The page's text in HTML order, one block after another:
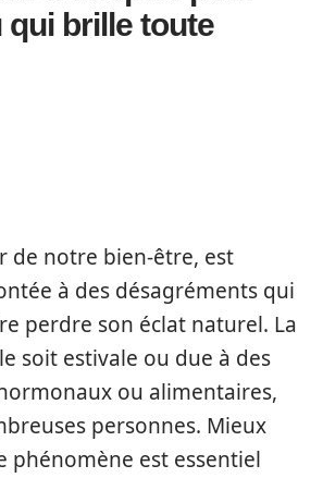
qui brille toute
de notre bien-être, est
à des désagréments qui
perdre son éclat naturel. La
soit estivale ou due à des
ou alimentaires,
personnes. Mieux
phénomène est essentiel